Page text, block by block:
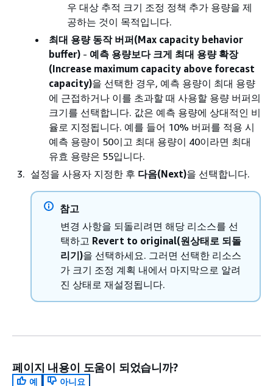
우 대상 추적 크기 조정 정책 추가 용량을 제
공하는 것이 목적입니다.
최대 용량 동작 버퍼(Max capacity behavior
buffer) - 예측 용량보다 크게 최대 용량 확장
(Increase maximum capacity above forecast
capacity)을 선택한 경우, 예측 용량이 최대 용량
에 근접하거나 이를 초과할 때 사용할 용량 버퍼의
크기를 선택합니다. 값은 예측 용량에 상대적인 비
율로 지정됩니다. 예를 들어 10% 버퍼를 적용 시
예측 용량이 50이고 최대 용량이 40이라면 최대
유효 용량은 55입니다.
설정을 사용자 지정한 후 다음(Next)을 선택합니다.
참고
변경 사항을 되돌리려면 해당 리소스를 선
택하고 Revert to original(원상태로 되돌
리기)을 선택하세요. 그러면 선택한 리소스
가 크기 조정 계획 내에서 마지막으로 알려
진 상태로 재설정됩니다.
페이지 내용이 도움이 되었습니까?
예
아니요